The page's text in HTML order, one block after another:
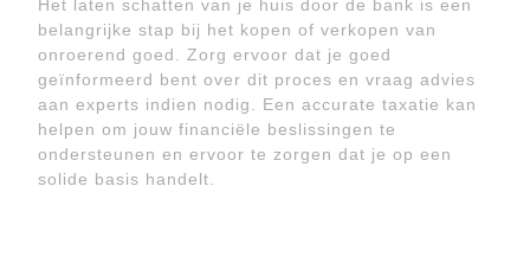
Het laten schatten van je huis door de bank is een
belangrijke stap bij het kopen of verkopen van
onroerend goed. Zorg ervoor dat je goed
geïnformeerd bent over dit proces en vraag advies
aan experts indien nodig. Een accurate taxatie kan
helpen om jouw financiële beslissingen te
ondersteunen en ervoor te zorgen dat je op een
solide basis handelt.